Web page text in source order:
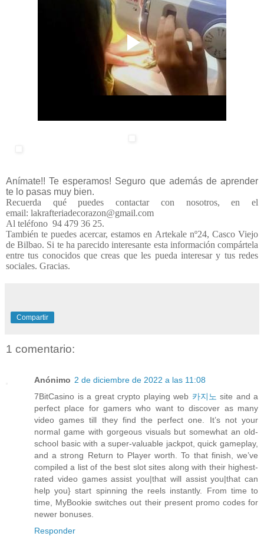
Anímate!! Te esperamos! Seguro que además de aprender
te lo pasas muy bien.
Recuerda qué puedes contactar con nosotros, en el
email: lakrafteriadecorazon@gmail.com
Al teléfono 94 479 36 25.
También te puedes acercar, estamos en Artekale nº24, Casco Viejo
de Bilbao. Si te ha parecido interesante esta información compártela
entre tus conocidos que creas que les pueda interesar y tus redes
sociales. Gracias.
Compartir
1 comentario:
Anónimo 2 de diciembre de 2022 a las 11:08
7BitCasino is a great crypto playing web 카지노 site and a
perfect place for gamers who want to discover as many
video games till they find the perfect one. It’s not your
normal game with gorgeous visuals but somewhat an old-
school basic with a super-valuable jackpot, quick gameplay,
and a strong Return to Player worth. To that finish, we’ve
compiled a list of the best slot sites along with their highest-
rated video games assist you|that will assist you|that can
help you} start spinning the reels instantly. From time to
time, MyBookie switches out their present promo codes for
newer bonuses.
Responder